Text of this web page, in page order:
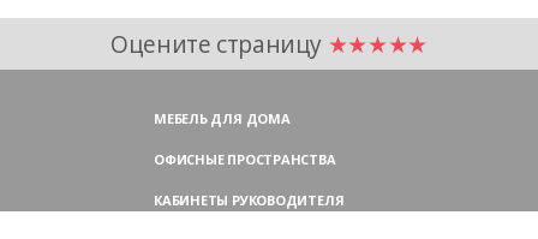
Оцените страницу ★★★★★
МЕБЕЛЬ ДЛЯ ДОМА
ОФИСНЫЕ ПРОСТРАНСТВА
КАБИНЕТЫ РУКОВОДИТЕЛЯ